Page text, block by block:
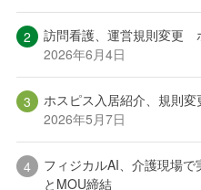
訪問看護、運営規則変更
2026年6月4日
ホスピス入居紹介、規則
2026年5月7日
フィジカルAI、介護現場
とMOU締結